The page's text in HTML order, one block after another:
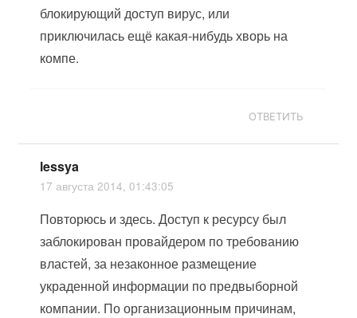
блокирующий доступ вирус, или
приключилась ещё какая-нибудь хворь на
компе.
ОТВЕТИТЬ
lessya
17 августа 2014, 01:43:05
Повторюсь и здесь. Доступ к ресурсу был
заблокирован провайдером по требованию
властей, за незаконное размещение
украденной информации по предвыборной
компании. По организационным причинам,